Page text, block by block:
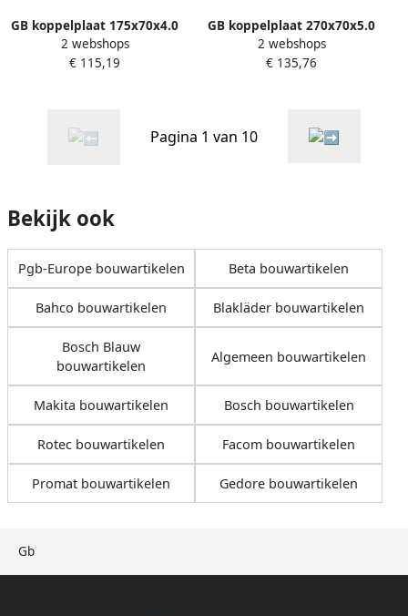
Gb
GB koppelplaat 175x70x4.0
sendzimir verzinkt | 30
stuks 17217019
2 webshops
€ 115,19
GB koppelplaat 270x70x5.0
sendzimir verzinkt | 30
stuks 17217020
2 webshops
€ 135,76
Pagina 1 van 10
Bekijk ook
Pgb-Europe bouwartikelen Beta bouwartikelen
Bahco bouwartikelen Blakläder bouwartikelen
Bosch Blauw
bouwartikelen
Algemeen bouwartikelen
Makita bouwartikelen Bosch bouwartikelen
Rotec bouwartikelen Facom bouwartikelen
Promat bouwartikelen Gedore bouwartikelen